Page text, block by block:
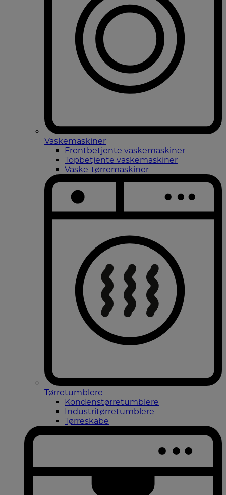
Vaskemaskiner
Frontbetjente vaskemaskiner
Topbetjente vaskemaskiner
Vaske-tørremaskiner
Tørretumblere
Kondenstørretumblere
Industritørretumblere
Tørreskabe